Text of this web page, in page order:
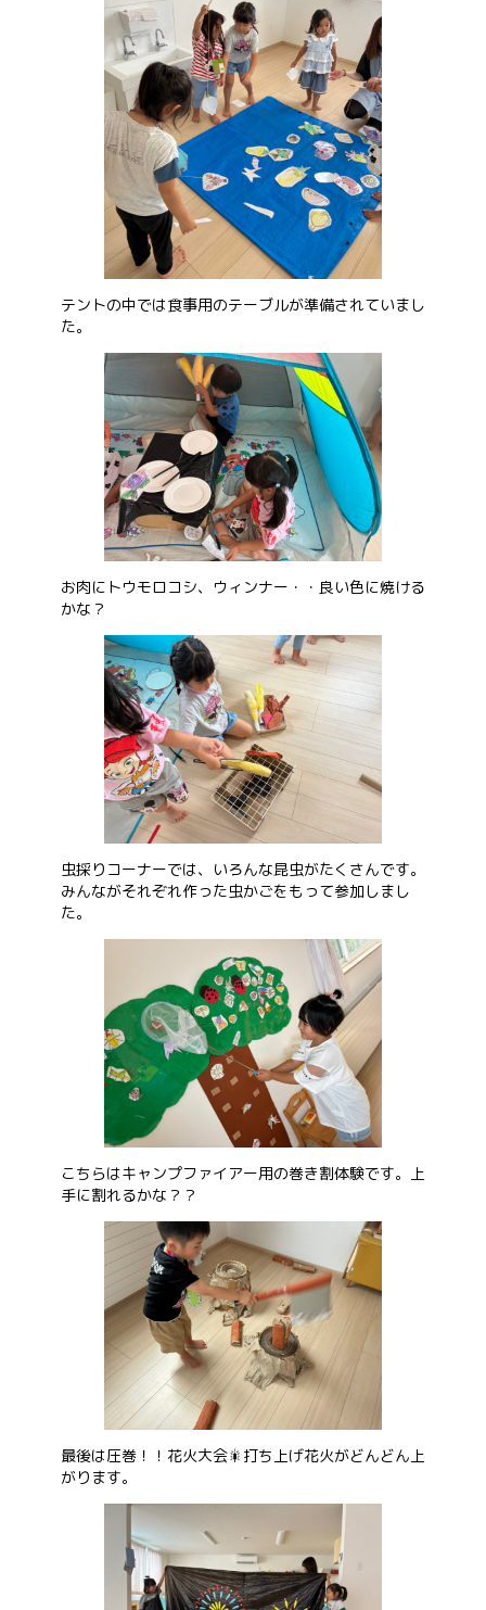
テントの中では食事用のテーブルが準備されていまし
た。
お肉にトウモロコシ、ウィンナー・・良い色に焼ける
かな？
虫採りコーナーでは、いろんな昆虫がたくさんです。
みんながそれぞれ作った虫かごをもって参加しまし
た。
こちらはキャンプファイアー用の巻き割体験です。上
手に割れるかな？？
最後は圧巻！！花火大会🎇打ち上げ花火がどんどん上
がります。